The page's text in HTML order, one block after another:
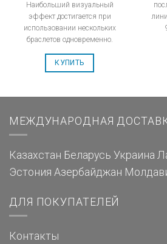
Наибольший визуальный
эффект достигается при
использовании нескольких
браслетов одновременно.
КУПИТЬ
МЕЖДУНАРОДНАЯ
Казахстан Беларусь Украина
Эстония Азербайджан
ДЛЯ ПОКУПАТЕЛЕЙ
Контакты